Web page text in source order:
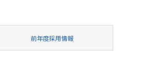
前年度採用情報